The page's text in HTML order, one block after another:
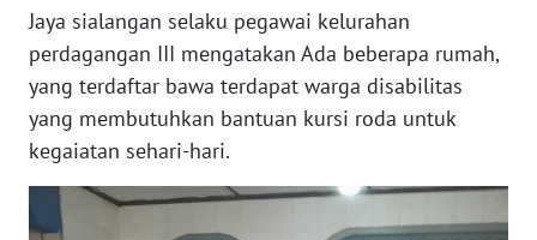
Jaya sialangan selaku pegawai kelurahan
perdagangan III mengatakan Ada beberapa rumah,
yang terdaftar bawa terdapat warga disabilitas
yang membutuhkan bantuan kursi roda untuk
kegaiatan sehari-hari.
WN
RIAU
WN
SERAMBI
JAMBI